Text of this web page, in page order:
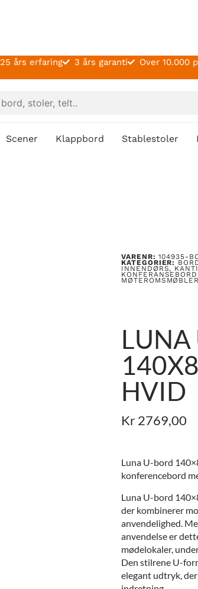
25 års erfaring 3 års garanti Over 10.000
Scener Klappbord Stablestoler
VARENR: 104935-
KATEGORIER:
INNENDØRS,
KONFERANSEBORD
LUNA
HVID
Kr2769,00
Luna U-bord
konferencebord
Luna U-bord
der kombinerer
anvendelighed.
anvendelse er
mødelokaler,
Den stilrene U-
elegant udtryk,